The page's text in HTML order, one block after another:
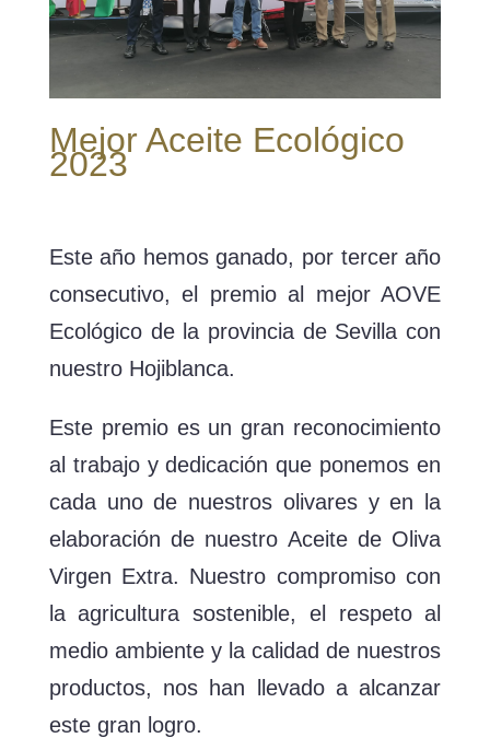
Mejor Aceite Ecológico
2023
Este año hemos ganado, por tercer año
consecutivo, el premio al mejor AOVE
Ecológico de la provincia de Sevilla con
nuestro Hojiblanca.
Este premio es un gran reconocimiento
al trabajo y dedicación que ponemos en
cada uno de nuestros olivares y en la
elaboración de nuestro Aceite de Oliva
Virgen Extra. Nuestro compromiso con
la agricultura sostenible, el respeto al
medio ambiente y la calidad de nuestros
productos, nos han llevado a alcanzar
este gran logro.